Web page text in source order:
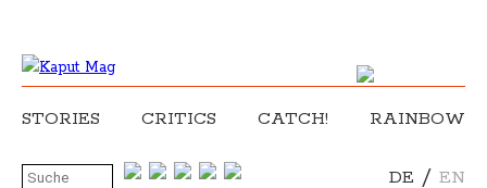
STORIES CRITICS CATCH! RAINBOW
DE / EN